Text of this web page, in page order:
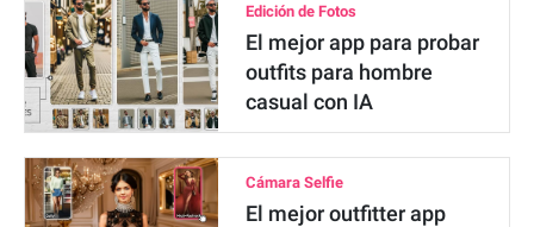
Edición de Fotos
El mejor app para probar
outfits para hombre
casual con IA
Cámara Selfie
El mejor outfitter app